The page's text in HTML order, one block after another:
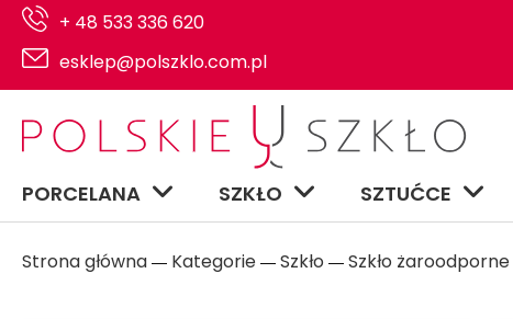
+ 48 533 336 620
esklep@polszklo.com.pl
PORCELANA SZKŁO SZTUĆCE
Strona główna ― Kategorie ― Szkło ― Szkło żaroodporne